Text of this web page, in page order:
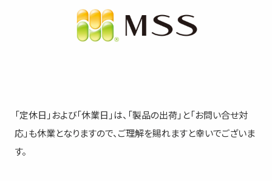
「定休日」および「休業日」は、「製品の出荷」と「お問い合せ対
応」も休業となりますので、ご理解を賜れますと幸いでございま
す。